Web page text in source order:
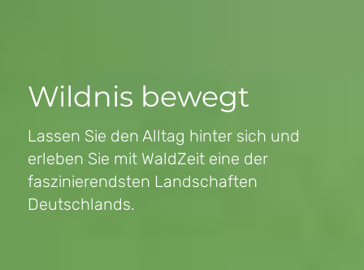
Wildnis bewegt
Lassen Sie den Alltag hinter sich und
erleben Sie mit WaldZeit eine der
faszinierendsten Landschaften
Deutschlands.